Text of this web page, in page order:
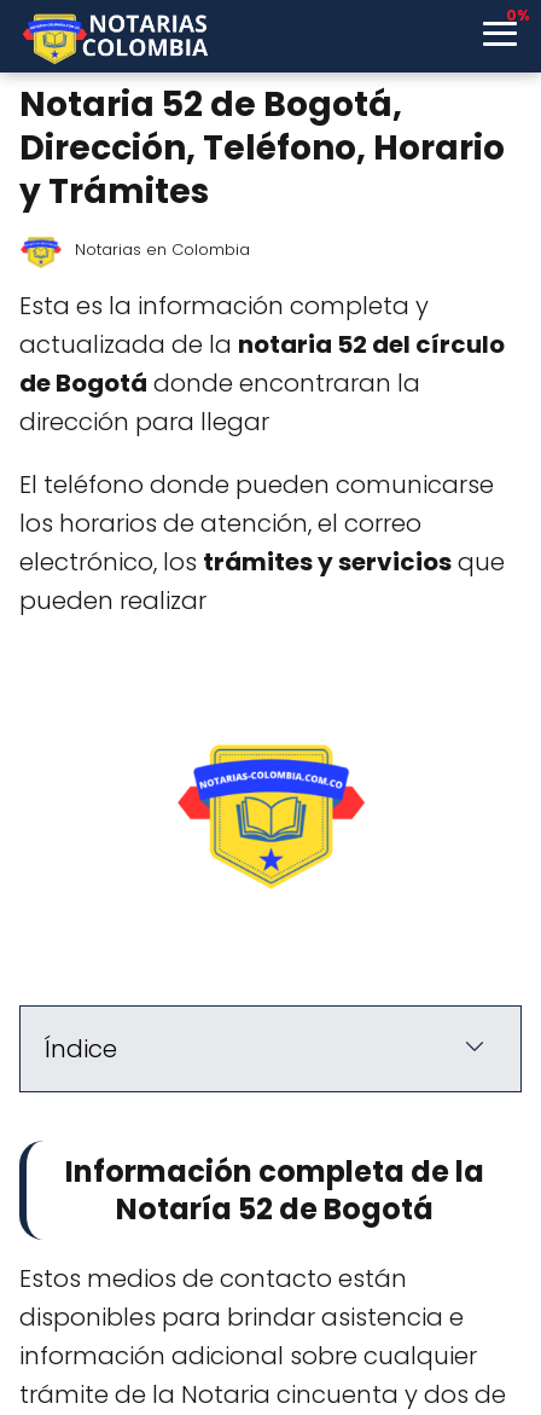
0%
Notaria 52 de Bogotá,
Dirección, Teléfono, Horario
y Trámites
Notarias en Colombia
Esta es la información completa y
actualizada de la notaria 52 del círculo
de Bogotá donde encontraran la
dirección para llegar
El teléfono donde pueden comunicarse
los horarios de atención, el correo
electrónico, los trámites y serviciosque
pueden realizar
Índice
Información completa de la
Notaría 52 de Bogotá
Estos medios de contacto están
disponibles para brindar asistencia e
información adicional sobre cualquier
trámite de la Notaria cincuenta y dos de